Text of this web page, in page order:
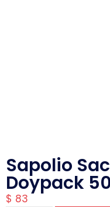
Sapolio
Doypack
$ 83